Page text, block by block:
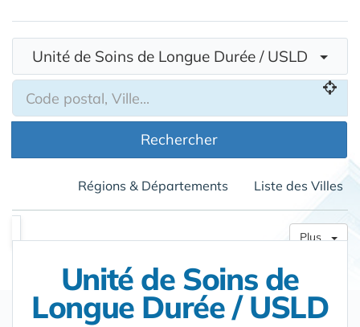
Unité de Soins de Longue Durée / USLD
Rechercher
Régions & Départements Liste des Villes
Plus
Unité de Soins de
Longue Durée / USLD